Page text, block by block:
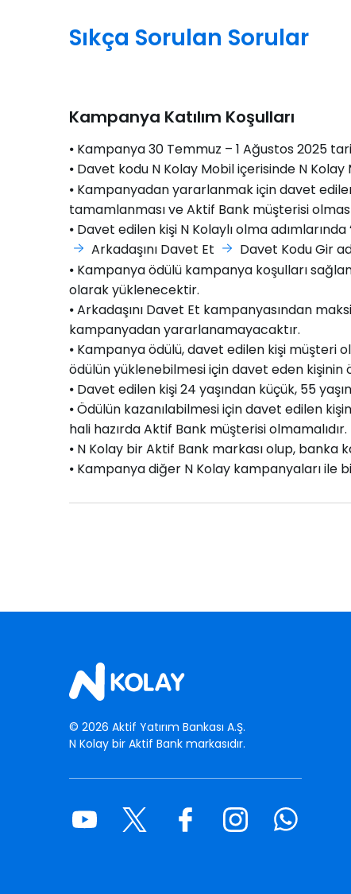
Sıkça Sorulan Sorular
Kampanya Katılım Koşulları
⦁ Kampanya 30 Temmuz – 1 Ağustos 2025
⦁ Davet kodu N Kolay Mobil içerisinde N
⦁ Kampanyadan yararlanmak için davet
tamamlanması ve Aktif Bank müşterisi
⦁ Davet edilen kişi N Kolaylı olma
Arkadaşını Davet Et
Davet Kodu Gir
⦁ Kampanya ödülü kampanya koşulları
olarak yüklenecektir.
⦁ Arkadaşını Davet Et kampanyasından
kampanyadan yararlanamayacaktır.
⦁ Kampanya ödülü, davet edilen kişi müşteri
ödülün yüklenebilmesi için davet eden kişinin
⦁ Davet edilen kişi 24 yaşından küçük, 55
⦁ Ödülün kazanılabilmesi için davet edilen
hali hazırda Aktif Bank müşterisi olmamalıdır.
⦁ N Kolay bir Aktif Bank markası olup, banka
⦁ Kampanya diğer N Kolay kampanyaları ile
© 2026 Aktif Yatırım Bankası A.Ş.
N Kolay bir Aktif Bank markasıdır.
YoutubeTwitter FacebookInstagramWhatsapp